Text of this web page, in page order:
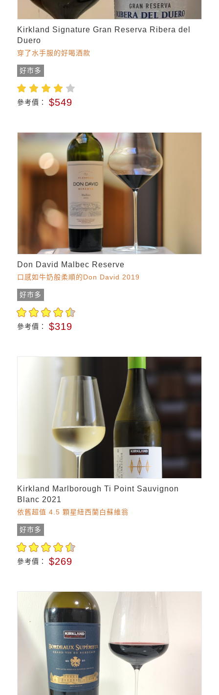
Kirkland Signature Gran Reserva Ribera del
Duero
穿了水手服的好喝酒款
好市多
參考價： $549
Don David Malbec Reserve
口感如牛奶般柔順的Don David 2019
好市多
參考價： $319
Kirkland Marlborough Ti Point Sauvignon
Blanc 2021
依舊超值 4.5 顆星紐西蘭白蘇維翁
好市多
參考價： $269